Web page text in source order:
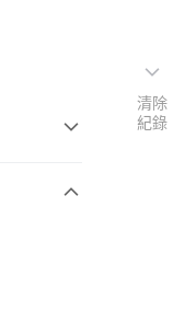
清除
紀錄